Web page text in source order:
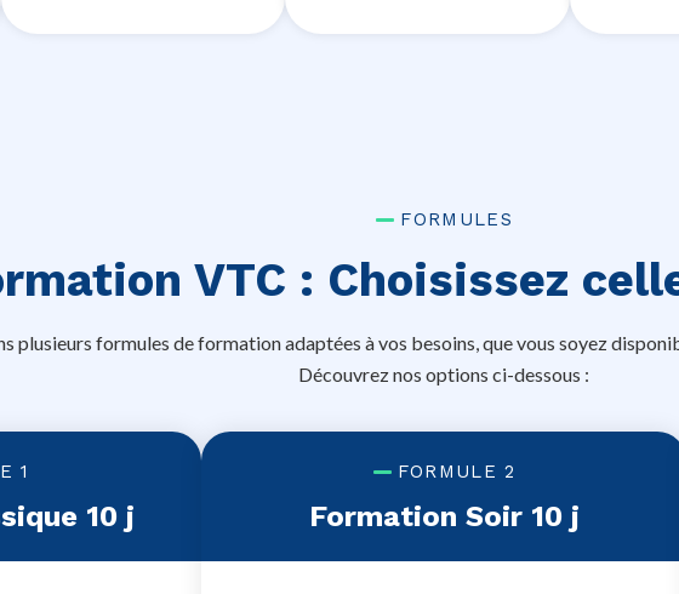
FORMULES
VTC : Choisissez
plusieurs formules de formation adaptées à vos besoins, que vous soyez
Découvrez nos options ci-dessous :
1
10 j
FORMULE 2
Formation Soir 10 j